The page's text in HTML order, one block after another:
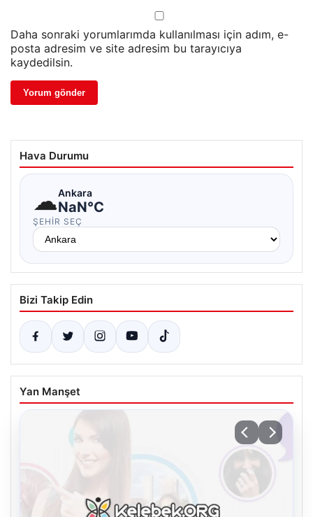
Daha sonraki yorumlarımda kullanılması için adım, e-
posta adresim ve site adresim bu tarayıcıya
kaydedilsin.
Hava Durumu
☁Ankara
NaN°C
ŞEHIR SEÇ
Bizi Takip Edin
Yan Manşet